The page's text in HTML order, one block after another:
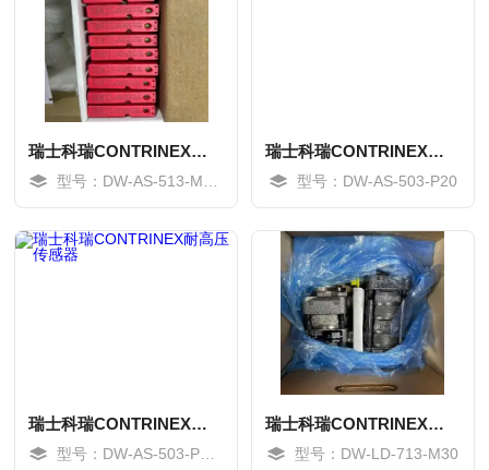
瑞士科瑞CONTRINEX接近开关感应传感器
型号：DW-AS-513-M18-002
瑞士科瑞CONTRINEX耐高压开关
型号：DW-AS-503-P20
瑞士科瑞CONTRINEX耐高压传感器
型号：DW-AS-503-P12-627
瑞士科瑞CONTRINEX感应传感器开关
型号：DW-LD-713-M30